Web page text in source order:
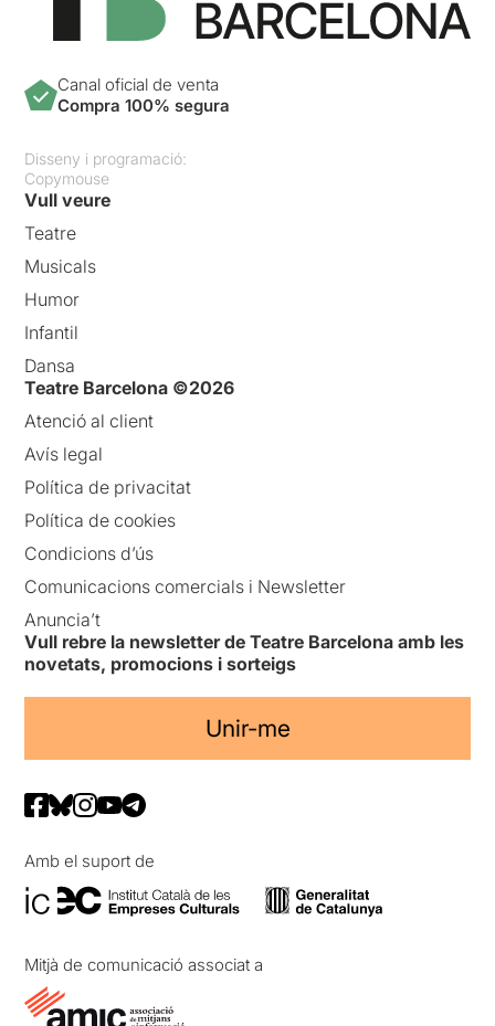
Canal oficial de venta
Compra 100% segura
Disseny i programació:
Copymouse
Vull veure
Teatre
Musicals
Humor
Infantil
Dansa
Teatre Barcelona ©2026
Atenció al client
Avís legal
Política de privacitat
Política de cookies
Condicions d’ús
Comunicacions comercials i Newsletter
Anuncia’t
Vull rebre la newsletter de Teatre Barcelona amb les
novetats, promocions i sorteigs
Unir-me
Amb el suport de
Mitjà de comunicació associat a